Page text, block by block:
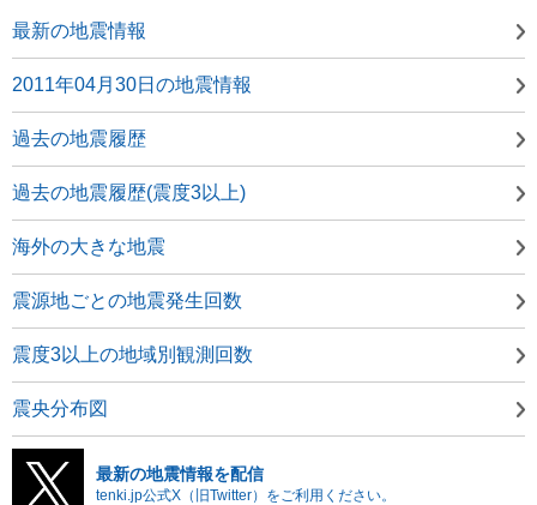
最新の地震情報
2011年04月30日の地震情報
過去の地震履歴
過去の地震履歴(震度3以上)
海外の大きな地震
震源地ごとの地震発生回数
震度3以上の地域別観測回数
震央分布図
最新の地震情報を配信
tenki.jp公式X（旧Twitter）をご利用ください。